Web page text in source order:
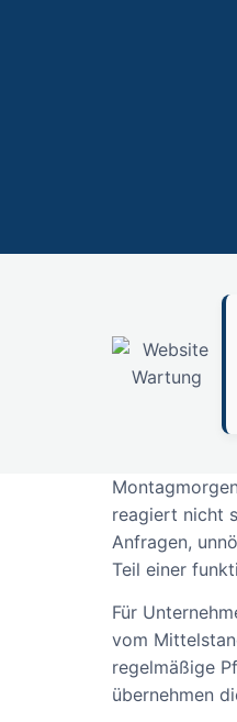
reagiert nicht
Anfragen,
Teil einer
Für
vom
regelmäßige
übernehmen